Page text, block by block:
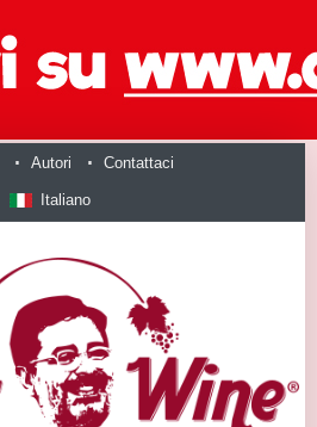
Autori Contattaci
Italiano